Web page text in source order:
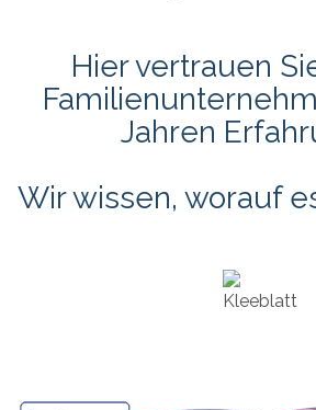
Hier vertrauen
Jahren
Wir wissen, worauf